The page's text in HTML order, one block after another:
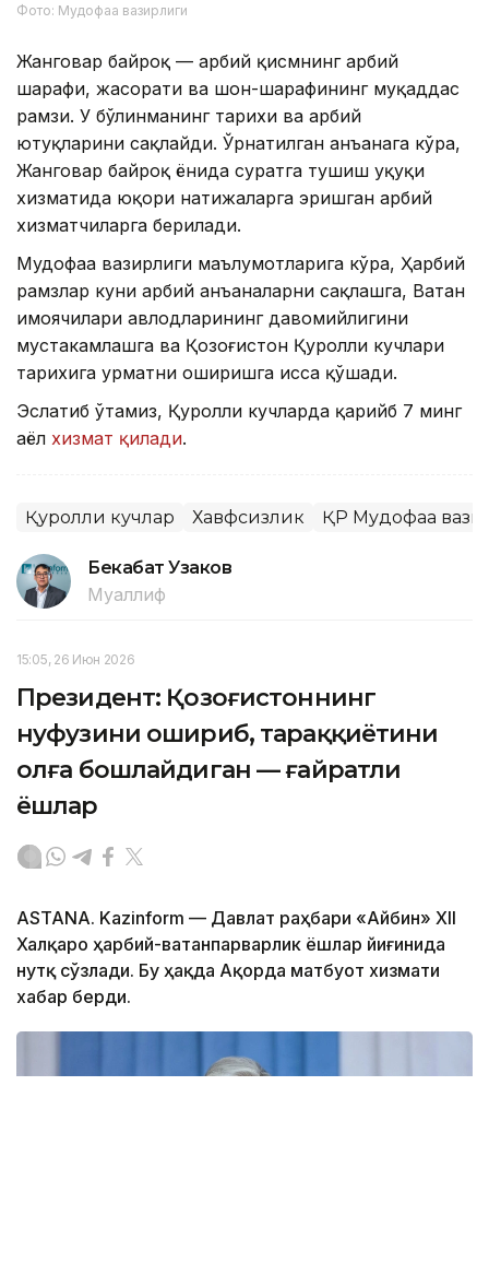
Фото: Мудофаа вазирлиги
Жанговар байроқ — ҳарбий қисмнинг ҳарбий
шарафи, жасорати ва шон-шарафининг муқаддас
рамзи. У бўлинманинг тарихи ва ҳарбий
ютуқларини сақлайди. Ўрнатилган анъанага кўра,
Жанговар байроқ ёнида суратга тушиш ҳуқуқи
хизматида юқори натижаларга эришган ҳарбий
хизматчиларга берилади.
Мудофаа вазирлиги маълумотларига кўра, Ҳарбий
рамзлар куни ҳарбий анъаналарни сақлашга, Ватан
ҳимоячилари авлодларининг давомийлигини
мустаҳкамлашга ва Қозоғистон Қуролли кучлари
тарихига ҳурматни оширишга ҳисса қўшади.
Эслатиб ўтамиз, Қуролли кучларда қарийб 7 минг
аёл хизмат қилади.
Қуролли кучлар Хавфсизлик ҚР Мудофаа
Бекабат Узаков
Муаллиф
15:05, 26 Июн 2026
Президент: Қозоғистоннинг
нуфузини ошириб, тараққиётини
олға бошлайдиган — ғайратли
ёшлар
ASTANA. Kazinform — Давлат раҳбари «Айбин» XII
Халқаро ҳарбий-ватанпарварлик ёшлар йиғинида
нутқ сўзлади. Бу ҳақда Ақорда матбуот хизмати
хабар берди.